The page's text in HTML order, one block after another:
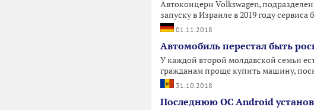
Автоконцерн Volkswagen,
запуску в Израиле в 2019 году
01.11.2018
Автомобиль перестал быть
У каждой второй молдавской семьи
гражданам проще купить машину,
31.10.2018
Последнюю ОС Android